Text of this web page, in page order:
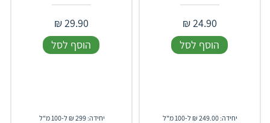
24.90
₪
הוסף לסל
יחידה: 249.00 ₪ ל-100 מ"ל
29.90
₪
הוסף לסל
יחידה: 299 ₪ ל-100 מ"ל